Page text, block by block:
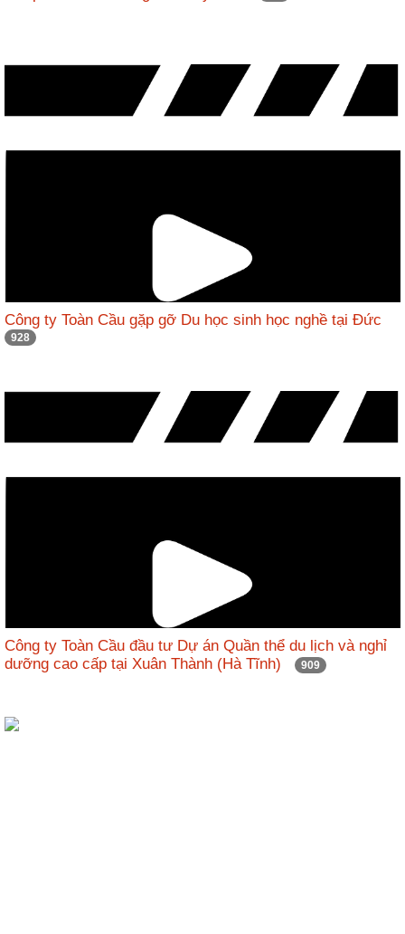
Công ty Toàn Cầu gặp gỡ Du học sinh học nghề tại Đức
928
Công ty Toàn Cầu đầu tư Dự án Quần thể du lịch và nghỉ
dưỡng cao cấp tại Xuân Thành (Hà Tĩnh)
909